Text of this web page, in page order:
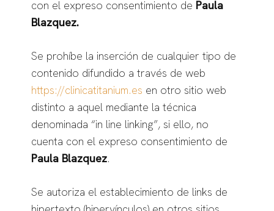
con el expreso consentimiento de Paula
Blazquez.
Se prohíbe la inserción de cualquier tipo de
contenido difundido a través de web
https://clinicatitanium.es en otro sitio web
distinto a aquel mediante la técnica
denominada “in line linking”, si ello, no
cuenta con el expreso consentimiento de
Paula Blazquez.
Se autoriza el establecimiento de links de